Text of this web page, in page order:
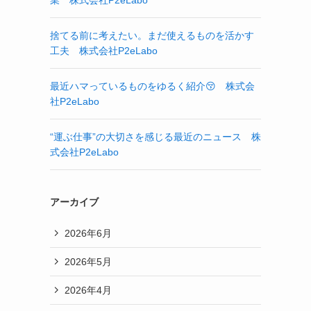
捨てる前に考えたい。まだ使えるものを活かす
工夫 株式会社P2eLabo
最近ハマっているものをゆるく紹介😚 株式会
社P2eLabo
“運ぶ仕事”の大切さを感じる最近のニュース 株
式会社P2eLabo
アーカイブ
2026年6月
2026年5月
2026年4月